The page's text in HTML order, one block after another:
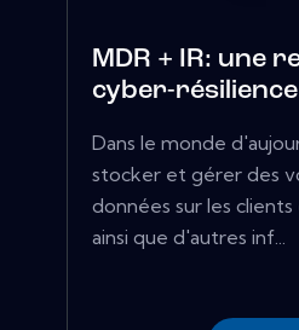
MDR + IR: une
cyber-
Dans le monde
stocker et gérer des
données sur les
ainsi que d'autres inf...